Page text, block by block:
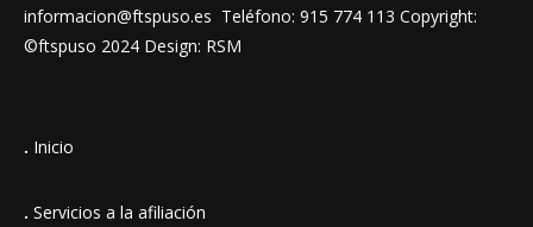
informacion@ftspuso.es Teléfono: 915 774 113 Copyright:
©ftspuso 2024 Design: RSM
. Inicio
. Servicios a la afiliación